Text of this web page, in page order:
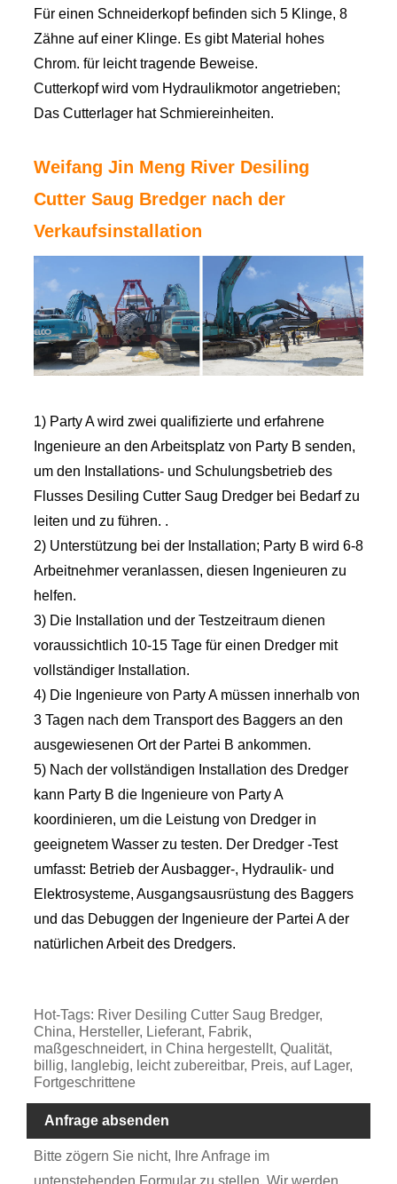
Für einen Schneiderkopf befinden sich 5 Klinge, 8
Zähne auf einer Klinge. Es gibt Material hohes
Chrom. für leicht tragende Beweise.
Cutterkopf wird vom Hydraulikmotor angetrieben;
Das Cutterlager hat Schmiereinheiten.
Weifang Jin Meng River Desiling
Cutter Saug Bredger nach der
Verkaufsinstallation
1) Party A wird zwei qualifizierte und erfahrene
Ingenieure an den Arbeitsplatz von Party B senden,
um den Installations- und Schulungsbetrieb des
Flusses Desiling Cutter Saug Dredger bei Bedarf zu
leiten und zu führen. .
2) Unterstützung bei der Installation; Party B wird 6-8
Arbeitnehmer veranlassen, diesen Ingenieuren zu
helfen.
3) Die Installation und der Testzeitraum dienen
voraussichtlich 10-15 Tage für einen Dredger mit
vollständiger Installation.
4) Die Ingenieure von Party A müssen innerhalb von
3 Tagen nach dem Transport des Baggers an den
ausgewiesenen Ort der Partei B ankommen.
5) Nach der vollständigen Installation des Dredger
kann Party B die Ingenieure von Party A
koordinieren, um die Leistung von Dredger in
geeignetem Wasser zu testen. Der Dredger -Test
umfasst: Betrieb der Ausbagger-, Hydraulik- und
Elektrosysteme, Ausgangsausrüstung des Baggers
und das Debuggen der Ingenieure der Partei A der
natürlichen Arbeit des Dredgers.
Hot-Tags: River Desiling Cutter Saug Bredger,
China, Hersteller, Lieferant, Fabrik,
maßgeschneidert, in China hergestellt, Qualität,
billig, langlebig, leicht zubereitbar, Preis, auf Lager,
Fortgeschrittene
Anfrage absenden
Bitte zögern Sie nicht, Ihre Anfrage im
untenstehenden Formular zu stellen. Wir werden